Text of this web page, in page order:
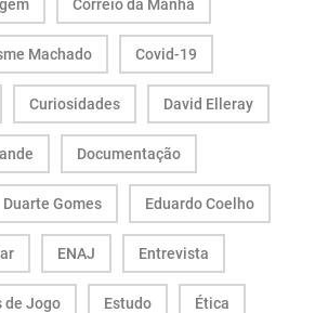
Correio da Manhã
Machado Covid-19
Curiosidades David Elleray
Documentação
Duarte Gomes Eduardo Coelho
ENAJ Entrevista
de Jogo Estudo Ética